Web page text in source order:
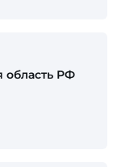
область РФ